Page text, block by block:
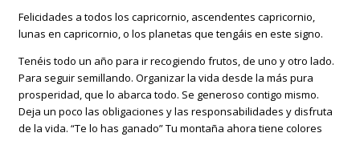
Felicidades a todos los capricornio, ascendentes capricornio,
lunas en capricornio, o los planetas que tengáis en este signo.
Tenéis todo un año para ir recogiendo frutos, de uno y otro lado.
Para seguir semillando. Organizar la vida desde la más pura
prosperidad, que lo abarca todo. Se generoso contigo mismo.
Deja un poco las obligaciones y las responsabilidades y disfruta
de la vida. “Te lo has ganado” Tu montaña ahora tiene colores